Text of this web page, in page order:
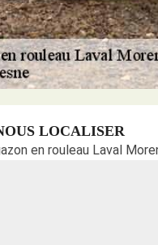
LOCALISER
en rouleau Laval